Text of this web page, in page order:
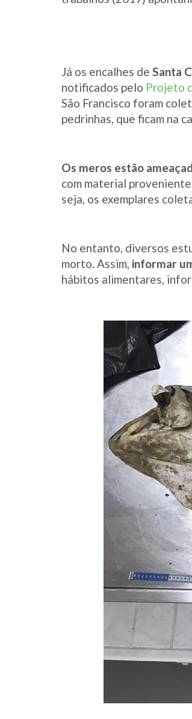
Já os encalhes de Santa
notificados pelo Projeto
São Francisco foram
pedrinhas, que ficam na
Os meros estão
com material
seja, os exemplares
No entanto, diversos
morto. Assim, informar
hábitos alimentares,